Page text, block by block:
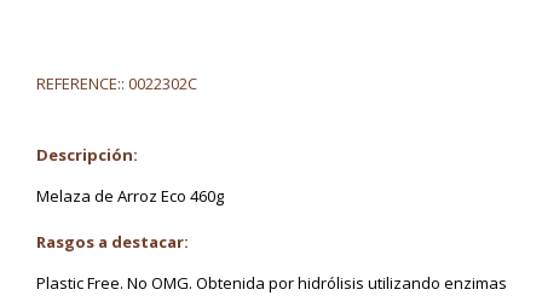
REFERENCE:: 0022302C
Descripción:
Melaza de Arroz Eco 460g
Rasgos a destacar:
Plastic Free. No OMG. Obtenida por hidrólisis utilizando enzimas